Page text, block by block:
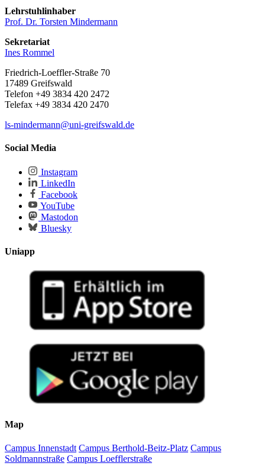
Lehrstuhlinhaber
Prof. Dr. Torsten Mindermann
Sekretariat
Ines Rommel
Friedrich-Loeffler-Straße 70
17489 Greifswald
Telefon +49 3834 420 2472
Telefax +49 3834 420 2470
ls-mindermann@uni-greifswald.de
Social Media
Instagram
LinkedIn
Facebook
YouTube
Mastodon
Bluesky
Uniapp
Map
Campus Innenstadt Campus Berthold-Beitz-Platz Campus
Soldmannstraße Campus Loefflerstraße